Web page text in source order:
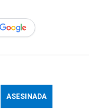
ASESINADA